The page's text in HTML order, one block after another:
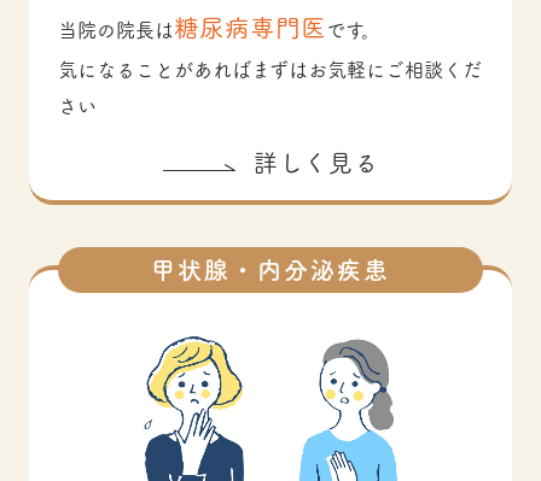
当院の院長は糖尿病専門医です。
気になることがあればまずはお気軽にご相談くだ
さい
詳しく見る
甲状腺・内分泌疾患